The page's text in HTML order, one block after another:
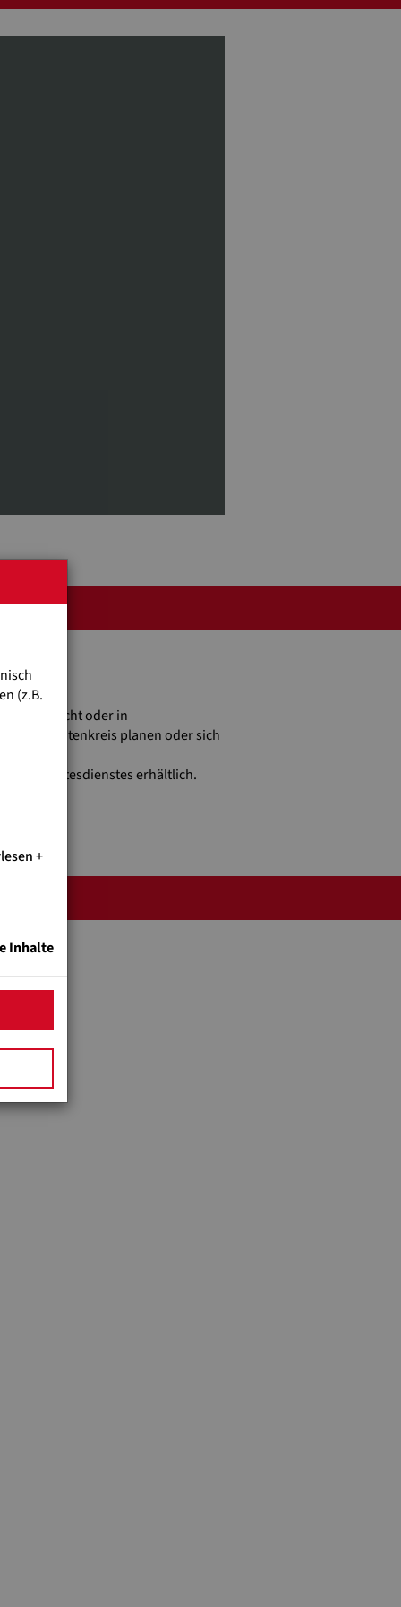
oder in
Bekanntenkreis planen oder sich
eines Gottesdienstes erhältlich.
(z.B.
Inhalte